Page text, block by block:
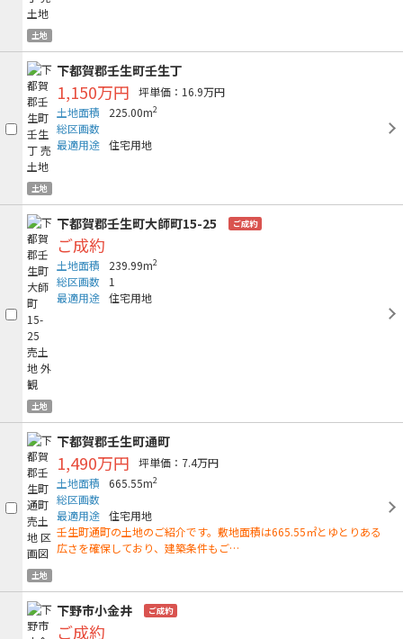
土地
土地
下都賀郡壬生町壬生丁
1,150万円
坪単価：16.9万円
土地面積
225.00m2
総区画数
最適用途 住宅用地
土地
下都賀郡壬生町大師町15-25 ご成約
ご成約
土地面積 239.99m2
総区画数
1
最適用途 住宅用地
土地
下都賀郡壬生町通町
1,490万円
坪単価：7.4万円
土地面積
665.55m2
総区画数
最適用途 住宅用地
壬生町通町の土地のご紹介です。敷地面積は665.55㎡とゆとりある
広さを確保しており、建築条件もご…
下野市小金井 ご成約
ご成約